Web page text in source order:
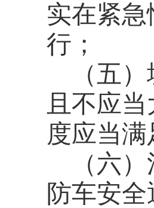
实在紧
行；
（五
且不应
度应当
（六
防车安